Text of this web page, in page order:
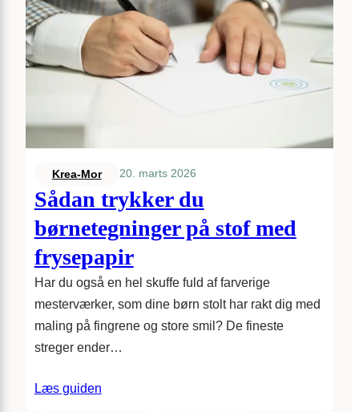
Krea-Mor 20. marts 2026
Sådan trykker du
børnetegninger på stof med
frysepapir
Har du også en hel skuffe fuld af farverige
mesterværker, som dine børn stolt har rakt dig med
maling på fingrene og store smil? De fineste
streger ender…
Læs guiden